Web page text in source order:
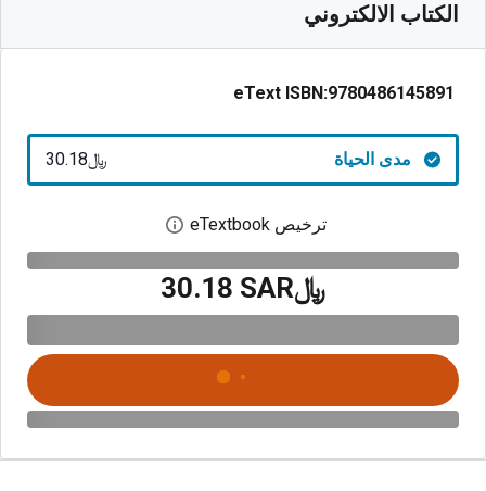
الكتاب الالكتروني
eText ISBN:9780486145891
مدى الحياة ﷼‎30.18
ترخيص eTextbook افتح مربع حوار
﷼‎30.18 SAR